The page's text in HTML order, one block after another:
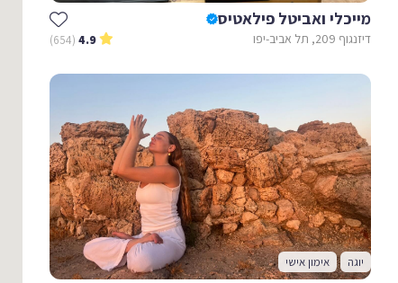
מייכלי ואביטל פילאטיס
דיזנגוף 209, תל אביב-יפו 4.9
(654)
יוגה אימון אישי